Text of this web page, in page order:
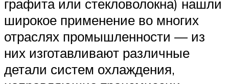
графита или стекловолокна) нашли
широкое применение во многих
отраслях промышленности — из
них изготавливают различные
детали систем охлаждения,